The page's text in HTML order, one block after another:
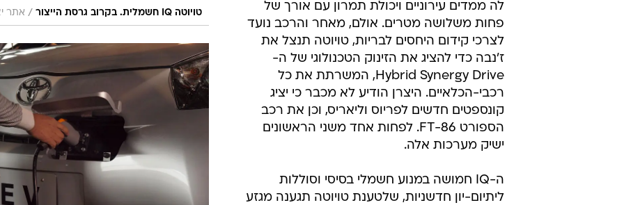
טויוטה IQ חשמלית. בקרוב גרסת הייצור / אתר
לה ממדים עירוניים ויכולת תמרון עם אורך של
פחות משלושה מטרים. אולם, מאחר והרכב נועד
לצרכי קידום היחסים לבריות, טויוטה תנצל את
ז'נבה כדי להציג את הזינוק הטכנולוגי של ה-
Hybrid Synergy Drive, המשרתת את כל
רכבי-הכלאיים. היצרן הודיע לא מכבר כי יציג
קונספטים חדשים לפריוס וליאריס, וכן את רכב
הספורט FT-86. לפחות אחד משני הראשונים
ישיק מערכות אלה.
ה-IQ חמושה במנוע חשמלי בסיסי וסוללות
ליתיום-יון חדשניות, שלטענת טויוטה תגענה מגזע